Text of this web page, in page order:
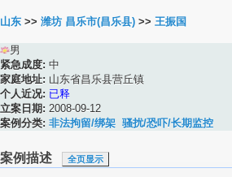
山东 >> 潍坊 昌乐市(昌乐县) >> 王振国
男
紧急成度: 中
家庭地址: 山东省昌乐县营丘镇
个人近况: 已释
立案日期: 2008-09-12
案例分类: 非法拘留/绑架 骚扰/恐吓/长期监控
案例描述 全页显示